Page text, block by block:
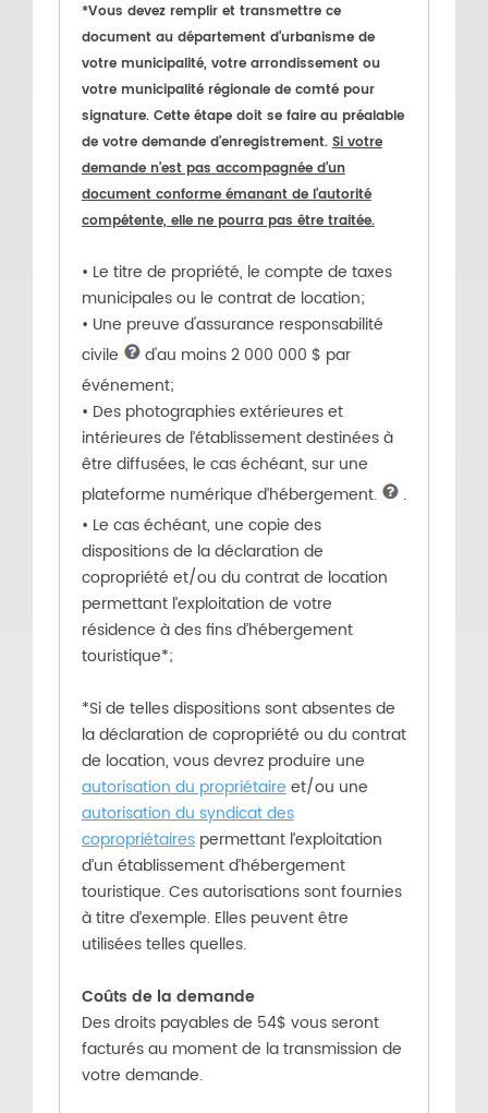
*Vous devez remplir et transmettre ce
document au département d’urbanisme de
votre municipalité, votre arrondissement ou
votre municipalité régionale de comté pour
signature. Cette étape doit se faire au préalable
de votre demande d’enregistrement.Si votre
demande n’est pas accompagnée d’un
document conforme émanant de l’autorité
compétente, elle ne pourra pas être traitée.
• Le titre de propriété, le compte de taxes
municipales ou le contrat de location;
• Une preuve d'assurance responsabilité
civile
d'au moins 2 000 000 $ par
événement;
• Des photographies extérieures et
intérieures de l’établissement destinées à
être diffusées, le cas échéant, sur une
plateforme numérique d’hébergement.
.
• Le cas échéant, une copie des
dispositions de la déclaration de
copropriété et/ou du contrat de location
permettant l’exploitation de votre
résidence à des fins d’hébergement
touristique*;
*Si de telles dispositions sont absentes de
la déclaration de copropriété ou du contrat
de location, vous devrez produire une
autorisation du propriétaireet/ou une
autorisation du syndicat des
copropriétairespermettant l’exploitation
d’un établissement d’hébergement
touristique. Ces autorisations sont fournies
à titre d’exemple. Elles peuvent être
utilisées telles quelles.
Coûts de la demande
Des droits payables de 54$ vous seront
facturés au moment de la transmission de
votre demande.